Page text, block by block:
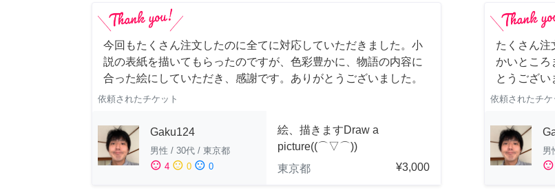
今回もたくさん注文したのに全てに対応していただきました。小
説の表紙を描いてもらったのですが、色彩豊かに、物語の内容に
合った絵にしていただき、感謝です。ありがとうございました。
依頼されたチケット
Gaku124
男性 / 30代 / 東京都
sentiment_satisfied 4 sentiment_neutral 0 sentiment_dissatisfied 0
絵、描きますDraw a
picture((⌒▽⌒))
東京都
¥3,000
たくさん注
かいところ
とうござい
依頼されたチケ
男
sentiment_satisfied